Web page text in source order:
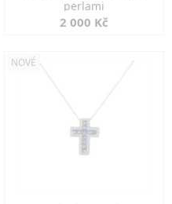
perlami
2 000 Kč
NOVÉ